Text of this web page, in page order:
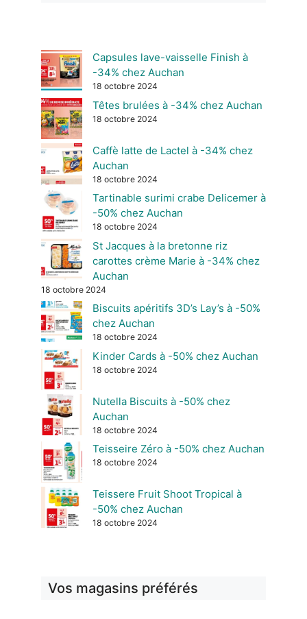
Capsules lave-vaisselle Finish à
-34% chez Auchan
18 octobre 2024
Têtes brulées à -34% chez Auchan
18 octobre 2024
Caffè latte de Lactel à -34% chez
Auchan
18 octobre 2024
Tartinable surimi crabe Delicemer à
-50% chez Auchan
18 octobre 2024
St Jacques à la bretonne riz
carottes crème Marie à -34% chez
Auchan
18 octobre 2024
Biscuits apéritifs 3D’s Lay’s à -50%
chez Auchan
18 octobre 2024
Kinder Cards à -50% chez Auchan
18 octobre 2024
Nutella Biscuits à -50% chez
Auchan
18 octobre 2024
Teisseire Zéro à -50% chez Auchan
18 octobre 2024
Teissere Fruit Shoot Tropical à
-50% chez Auchan
18 octobre 2024
Vos magasins préférés